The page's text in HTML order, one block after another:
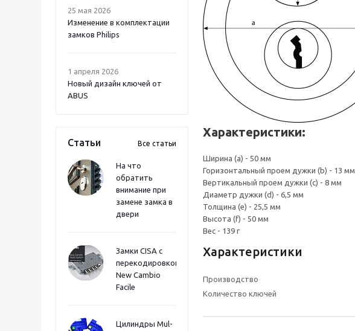
25 мая 2026
Изменение в комплектации
замков Philips
1 апреля 2026
Новый дизайн ключей от
ABUS
Статьи Все статьи
На что
обратить
внимание при
замене замка в
двери
Замки CISA с
перекодировкой
New Cambio
Facile
Цилиндры Mul-
Характеристики:
Ширина (a) - 50 мм
Горизонтальный проем дужки (b) - 13 мм
Вертикальный проем дужки (c) - 8 мм
Диаметр дужки (d) - 6,5 мм
Толщина (e) - 25,5 мм
Высота (f) - 50 мм
Вес - 139 г
Характеристики
Производство
Количество ключей